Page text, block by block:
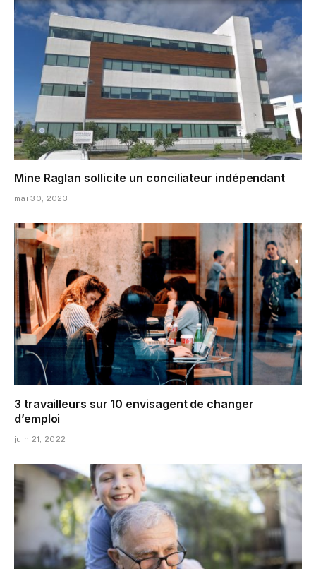
Mine Raglan sollicite un conciliateur indépendant
mai 30, 2023
3 travailleurs sur 10 envisagent de changer
d’emploi
juin 21, 2022